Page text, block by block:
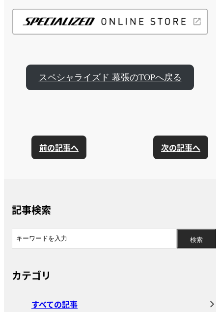
スペシャライズド 幕張のTOPへ戻る
前の記事へ 次の記事へ
記事検索
カテゴリ
すべての記事